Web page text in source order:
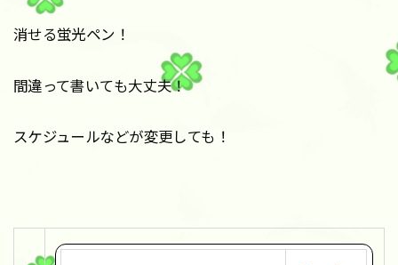
消せる蛍光ペン！
間違って書いても大丈夫！
スケジュールなどが変更しても！